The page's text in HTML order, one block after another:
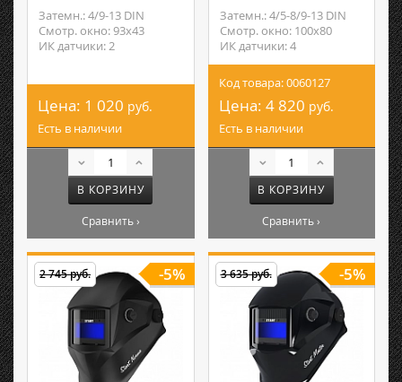
Затемн.: 4/9-13 DIN
Смотр. окно: 93х43
ИК датчики: 2
Цена: 1 020 руб.
Есть в наличии
В КОРЗИНУ
Сравнить ›
Затемн.: 4/5-8/9-13 DIN
Смотр. окно: 100х80
ИК датчики: 4
Код товара: 0060127
Цена: 4 820 руб.
Есть в наличии
В КОРЗИНУ
Сравнить ›
-5%
2 745 руб. -5%
3 635 руб.